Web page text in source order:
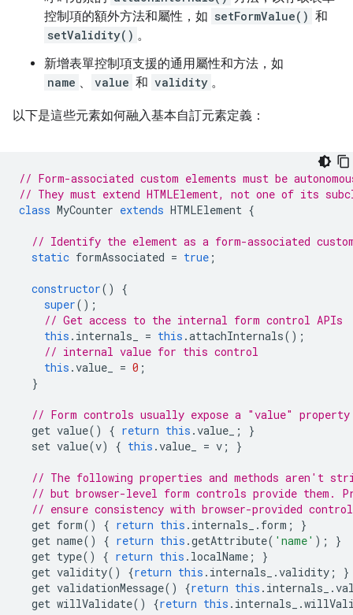
控制項的額外方法和屬性，如 setFormValue() 和
setValidity() 。
新增表單控制項支援的通用屬性和方法，如
name 、 value 和 validity 。
以下是這些元素如何融入基本自訂元素定義：
// Form-associated custom elements must be
// They must extend HTMLElement, not one of its
class MyCounter extends HTMLElement {
// Identify the element as a form-associated
static formAssociated = true ;
constructor()
{
super();
// Get access to the internal form control APIs
this . internals_ = this .attachInternals();
// internal value for this control
this .value_ = 0 ;
}
// Form controls usually expose a "value" property
get value() { return this .value_ ;
}
set value(v) { this .value_ = v ; }
// The following properties and methods aren't
// but browser-level form controls provide them.
// ensure consistency with browser-provided
get form() { return this . internals_ . form ;
}
get name() { return this .getAttribute( 'name' );
}
get type() { return this . localName ;
}
get validity() {return this . internals_ .validity ;
}
get validationMessage() {return this . internals_ .
get willValidate() {return this . internals_ .